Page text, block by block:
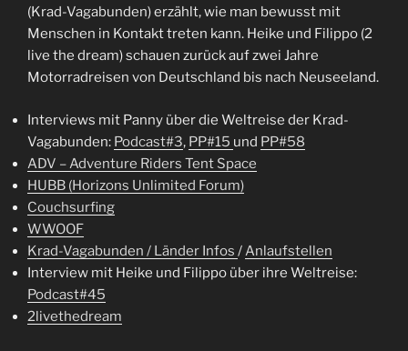
(Krad-Vagabunden) erzählt, wie man bewusst mit
Menschen in Kontakt treten kann. Heike und Filippo (2
live the dream) schauen zurück auf zwei Jahre
Motorradreisen von Deutschland bis nach Neuseeland.
Interviews mit Panny über die Weltreise der Krad-
Vagabunden: Podcast#3, PP#15 und PP#58
ADV – Adventure Riders Tent Space
HUBB (Horizons Unlimited Forum)
Couchsurfing
WWOOF
Krad-Vagabunden / Länder Infos /Anlaufstellen
Interview mit Heike und Filippo über ihre Weltreise:
Podcast#45
2livethedream